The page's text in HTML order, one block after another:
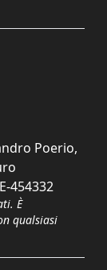
Poerio,
454332
È
qualsiasi